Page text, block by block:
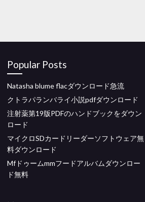
Popular Posts
Natasha blume flacダウンロード急流
クトラパランバライ小説pdfダウンロード
注射薬第19版PDFのハンドブックをダウン
ロード
マイクロSDカードリーダーソフトウェア無
料ダウンロード
Mfドゥームmmフードアルバムダウンロー
ド無料